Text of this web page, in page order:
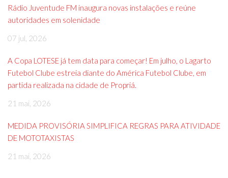
Rádio Juventude FM inaugura novas instalações e reúne
autoridades em solenidade
07 jul, 2026
A Copa LOTESE já tem data para começar! Em julho, o Lagarto
Futebol Clube estreia diante do América Futebol Clube, em
partida realizada na cidade de Propriá.
21 mai, 2026
MEDIDA PROVISÓRIA SIMPLIFICA REGRAS PARA ATIVIDADE
DE MOTOTAXISTAS
21 mai, 2026